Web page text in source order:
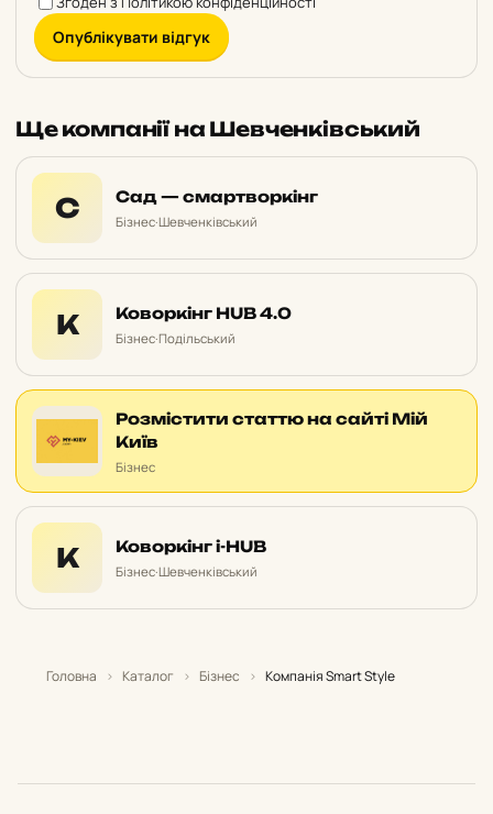
Опублікувати відгук
Ще компанії на Шевченківський
С Сад — смартворкінг
Бізнес·Шевченківський
К Коворкінг HUB 4.0
Бізнес·Подільський
Розмістити статтю на сайті Мій
Київ
Бізнес
К Коворкінг i-HUB
Бізнес·Шевченківський
Головна › Каталог › Бізнес › Компанія Smart Style